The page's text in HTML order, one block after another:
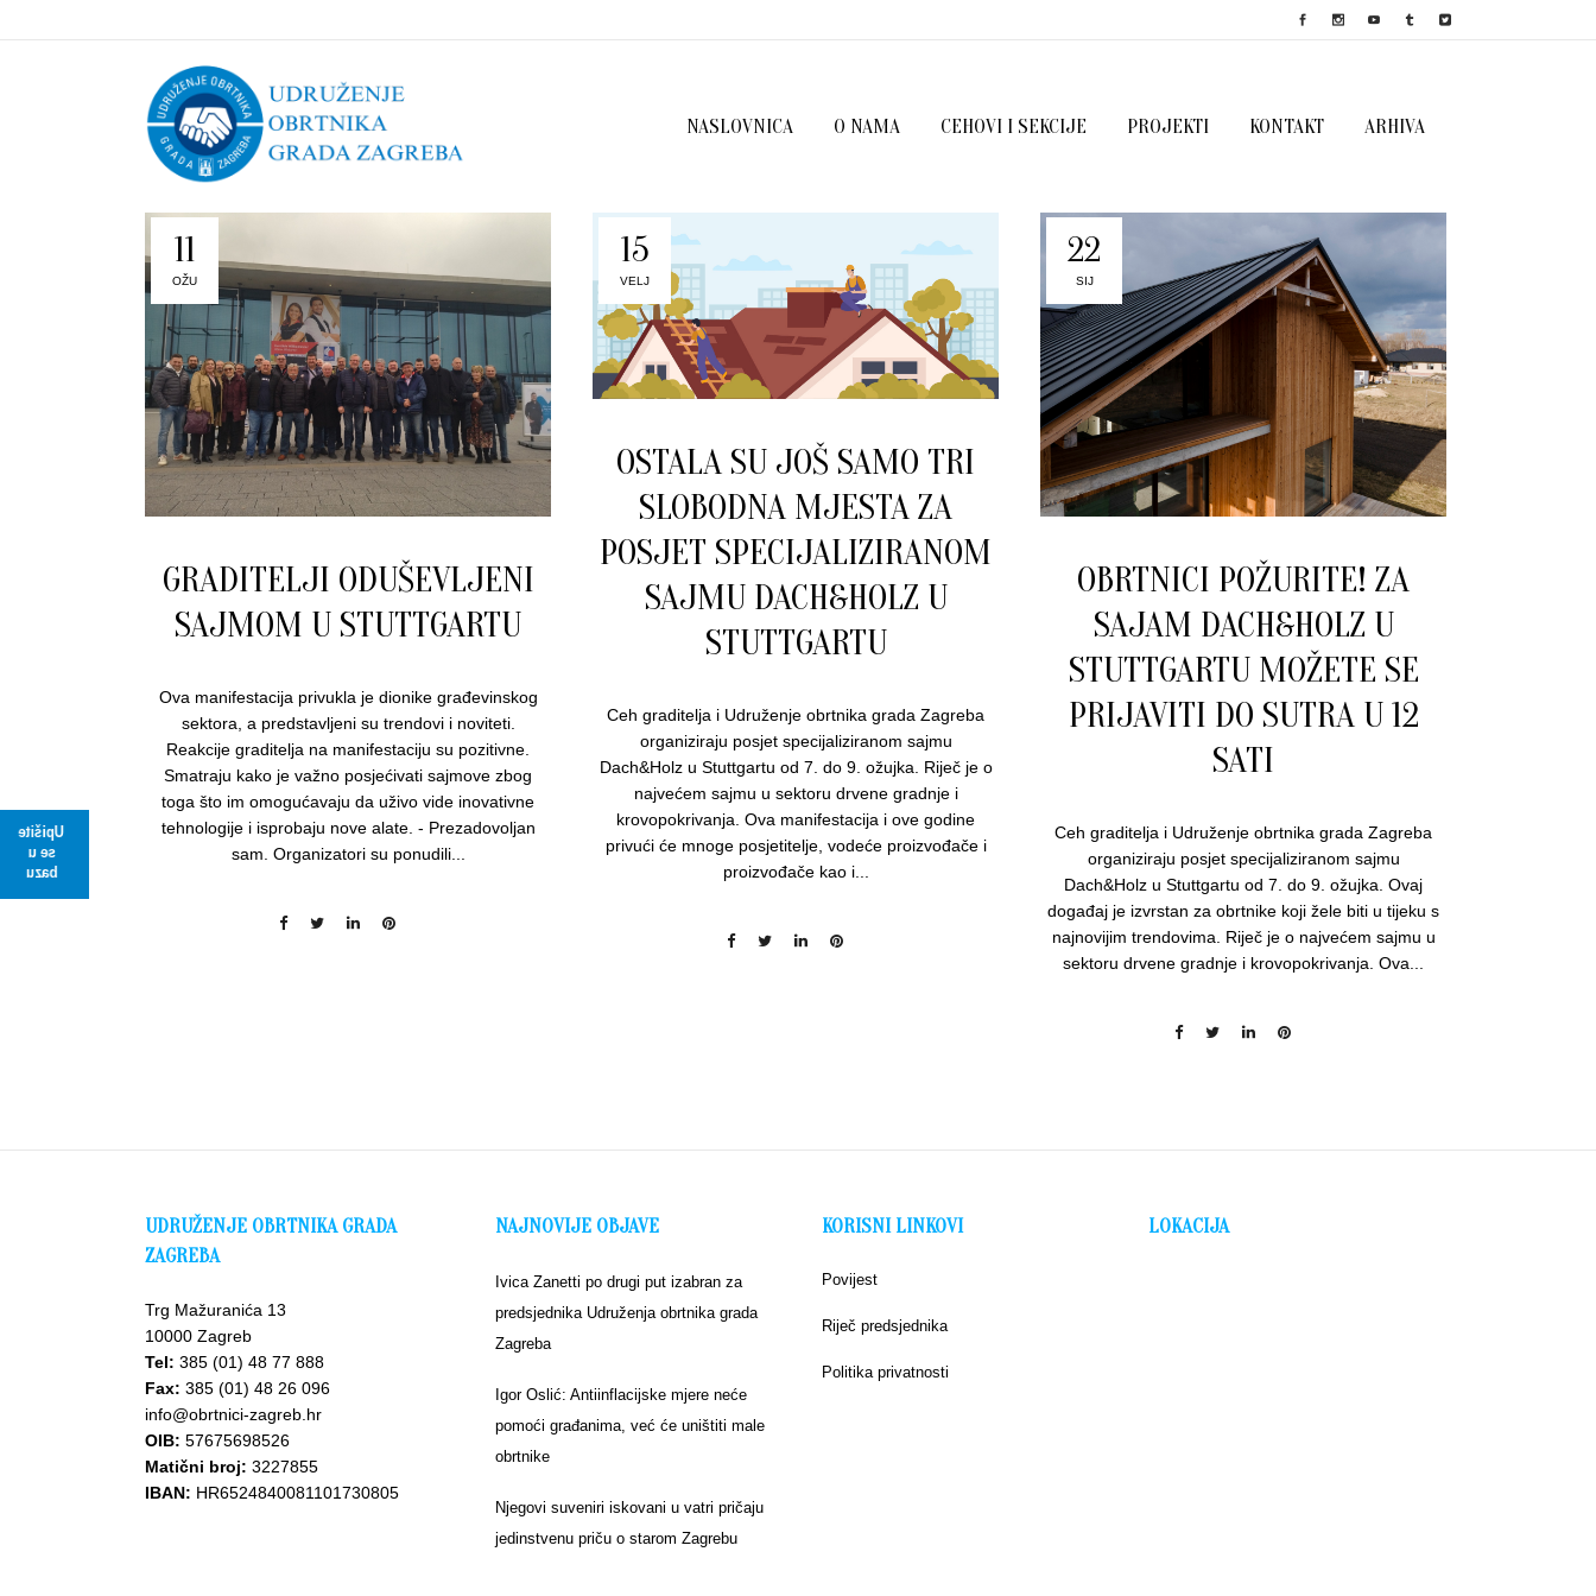
NASLOVNICA O NAMA CEHOVI I SEKCIJE PROJEKTI KONTAKT ARHIVA
Upišite
se u
bazu
11
OŽU
GRADITELJI ODUŠEVLJENI
SAJMOM U STUTTGARTU
Ova manifestacija privukla je dionike građevinskog
sektora, a predstavljeni su trendovi i noviteti.
Reakcije graditelja na manifestaciju su pozitivne.
Smatraju kako je važno posjećivati sajmove zbog
toga što im omogućavaju da uživo vide inovativne
tehnologije i isprobaju nove alate. - Prezadovoljan
sam. Organizatori su ponudili...
15
VELJ
OSTALA SU JOŠ SAMO TRI
SLOBODNA MJESTA ZA
POSJET SPECIJALIZIRANOM
SAJMU DACH&HOLZ U
STUTTGARTU
Ceh graditelja i Udruženje obrtnika grada Zagreba
organiziraju posjet specijaliziranom sajmu
Dach&Holz u Stuttgartu od 7. do 9. ožujka. Riječ je o
najvećem sajmu u sektoru drvene gradnje i
krovopokrivanja. Ova manifestacija i ove godine
privući će mnoge posjetitelje, vodeće proizvođače i
proizvođače kao i...
22
SIJ
OBRTNICI POŽURITE! ZA
SAJAM DACH&HOLZ U
STUTTGARTU MOŽETE SE
PRIJAVITI DO SUTRA U 12
SATI
Ceh graditelja i Udruženje obrtnika grada Zagreba
organiziraju posjet specijaliziranom sajmu
Dach&Holz u Stuttgartu od 7. do 9. ožujka. Ovaj
događaj je izvrstan za obrtnike koji žele biti u tijeku s
najnovijim trendovima. Riječ je o najvećem sajmu u
sektoru drvene gradnje i krovopokrivanja. Ova...
UDRUŽENJE OBRTNIKA GRADA
ZAGREBA
Trg Mažuranića 13
10000 Zagreb
Tel: 385 (01) 48 77 888
Fax: 385 (01) 48 26 096
info@obrtnici-zagreb.hr
OIB: 57675698526
Matični broj: 3227855
IBAN: HR6524840081101730805
NAJNOVIJE OBJAVE
Ivica Zanetti po drugi put izabran za
predsjednika Udruženja obrtnika grada
Zagreba
Igor Oslić: Antiinflacijske mjere neće
pomoći građanima, već će uništiti male
obrtnike
Njegovi suveniri iskovani u vatri pričaju
jedinstvenu priču o starom Zagrebu
KORISNI LINKOVI
Povijest
Riječ predsjednika
Politika privatnosti
LOKACIJA